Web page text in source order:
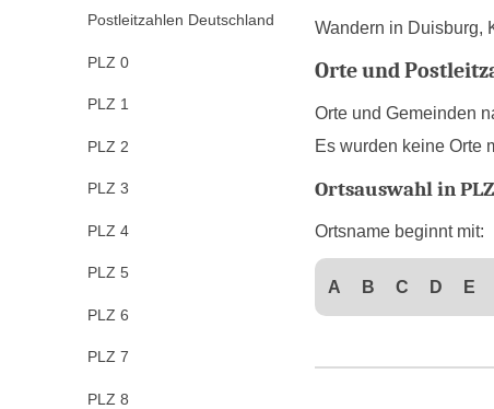
Postleitzahlen Deutschland
PLZ 0
PLZ 1
PLZ 2
PLZ 3
PLZ 4
PLZ 5
PLZ 6
PLZ 7
PLZ 8
Wandern in Duisburg,
Orte und
Orte und Gemeinden
Es wurden keine Orte
Ortsauswahl in
Ortsname beginnt mit:
A B C D E